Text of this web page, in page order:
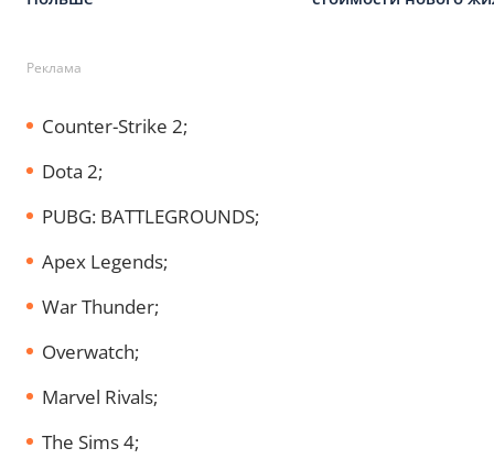
Реклама
Counter-Strike 2;
Dota 2;
PUBG: BATTLEGROUNDS;
Apex Legends;
War Thunder;
Overwatch;
Marvel Rivals;
The Sims 4;